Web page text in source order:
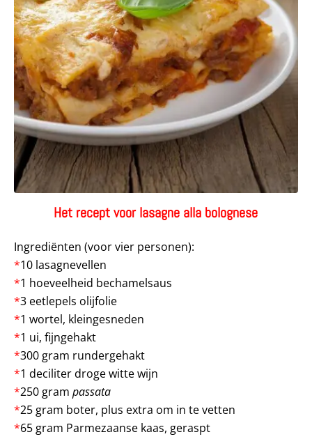
Het recept voor lasagne alla bolognese
Ingrediënten (voor vier personen):
*10 lasagnevellen
*1 hoeveelheid bechamelsaus
*3 eetlepels olijfolie
*1 wortel, kleingesneden
*1 ui, fijngehakt
*300 gram rundergehakt
*1 deciliter droge witte wijn
*250 gram passata
*25 gram boter, plus extra om in te vetten
*65 gram Parmezaanse kaas, geraspt